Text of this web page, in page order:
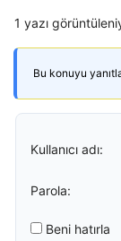
1 yazı
Bu konuyu
Kullanıcı adı:
Parola:
Beni hatırla